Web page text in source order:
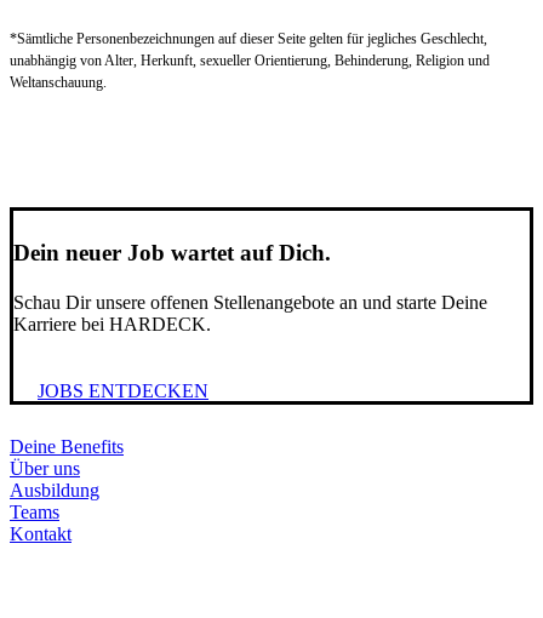
*Sämtliche Personenbezeichnungen auf dieser Seite gelten für jegliches Geschlecht,
unabhängig von Alter, Herkunft, sexueller Orientierung, Behinderung, Religion und
Weltanschauung.
Dein neuer Job wartet auf Dich.
Schau Dir unsere offenen Stellenangebote an und starte Deine
Karriere bei HARDECK.
JOBS ENTDECKEN
Deine Benefits
Über uns
Ausbildung
Teams
Kontakt